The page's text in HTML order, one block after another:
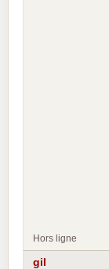
Hors ligne
gil